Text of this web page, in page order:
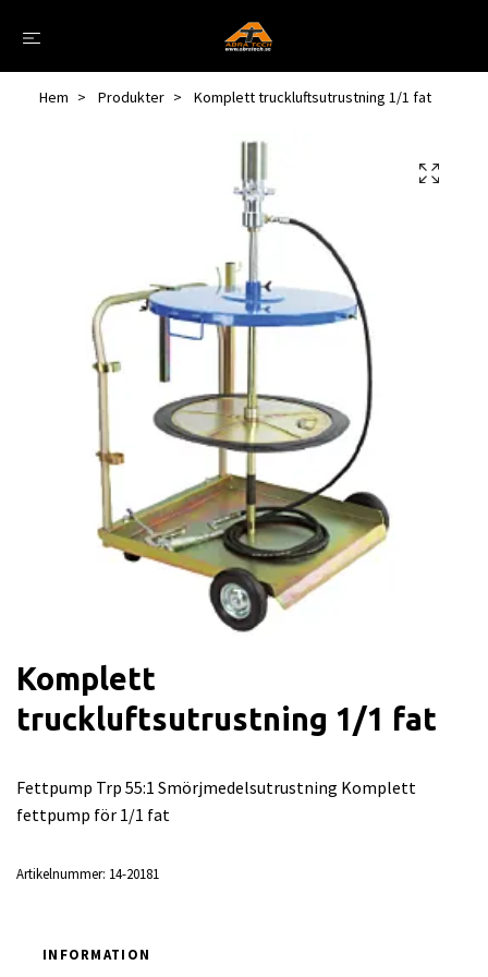
Hem Produkter Komplett truckluftsutrustning 1/1 fat
Komplett
truckluftsutrustning 1/1 fat
Fettpump Trp 55:1 Smörjmedelsutrustning Komplett
fettpump för 1/1 fat
Artikelnummer: 14-20181
INFORMATION